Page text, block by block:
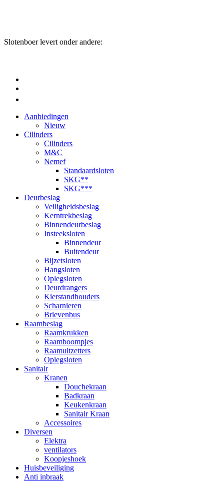
Slotenboer levert onder andere:
Aanbiedingen
Nieuw
Cilinders
Cilinders
M&C
Nemef
Standaardsloten
SKG**
SKG***
Deurbeslag
Veiligheidsbeslag
Kerntrekbeslag
Binnendeurbeslag
Insteeksloten
Binnendeur
Buitendeur
Bijzetsloten
Hangsloten
Oplegsloten
Deurdrangers
Kierstandhouders
Scharnieren
Brievenbus
Raambeslag
Raamkrukken
Raamboompjes
Raamuitzetters
Oplegsloten
Sanitair
Kranen
Douchekraan
Badkraan
Keukenkraan
Sanitair Kraan
Accessoires
Diversen
Elektra
ventilators
Koopjeshoek
Huisbeveiliging
Anti inbraak